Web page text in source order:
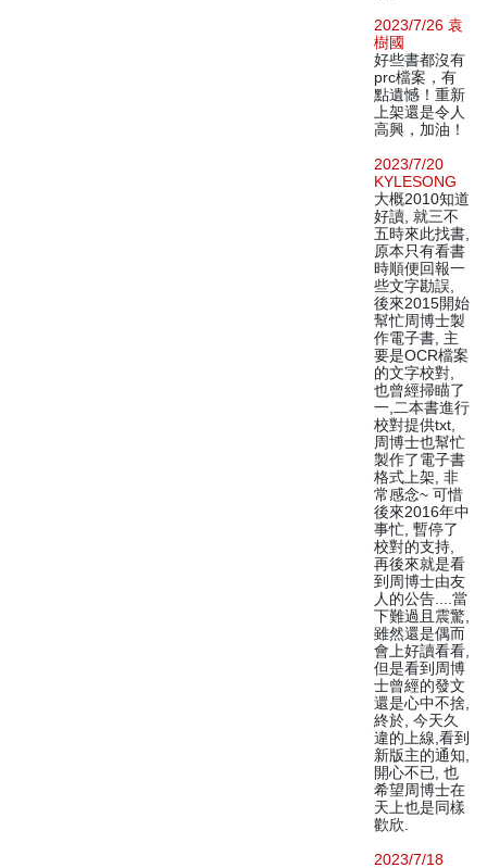
2023/7/26 袁
樹國
好些書都沒有
prc檔案，有
點遺憾！重新
上架還是令人
高興，加油！
2023/7/20
KYLESONG
大概2010知道
好讀, 就三不
五時來此找書,
原本只有看書
時順便回報一
些文字勘誤,
後來2015開始
幫忙周博士製
作電子書, 主
要是OCR檔案
的文字校對,
也曾經掃瞄了
一,二本書進行
校對提供txt,
周博士也幫忙
製作了電子書
格式上架, 非
常感念~ 可惜
後來2016年中
事忙, 暫停了
校對的支持,
再後來就是看
到周博士由友
人的公告....當
下難過且震驚,
雖然還是偶而
會上好讀看看,
但是看到周博
士曾經的發文
還是心中不捨,
終於, 今天久
違的上線,看到
新版主的通知,
開心不已, 也
希望周博士在
天上也是同樣
歡欣.
2023/7/18